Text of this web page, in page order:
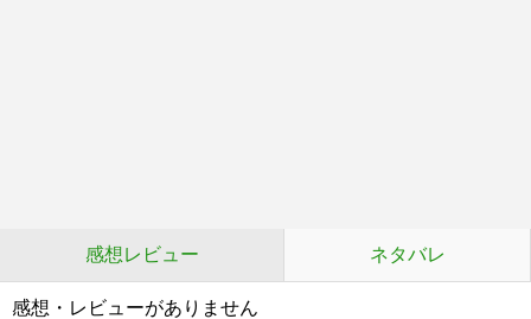
感想レビュー ネタバレ
感想・レビューがありません